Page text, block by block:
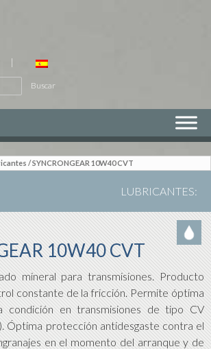
|
/ SYNCRONGEAR 10W40 CVT
LUBRICANTES:
10W40 CVT
mineral para transmisiones. Producto
constante de la fricción. Permite óptima
condición en transmisiones de tipo CV
Óptima protección antidesgaste contra el
en el momento del arranque y de